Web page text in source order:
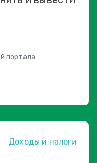
портала
Доходы и налоги